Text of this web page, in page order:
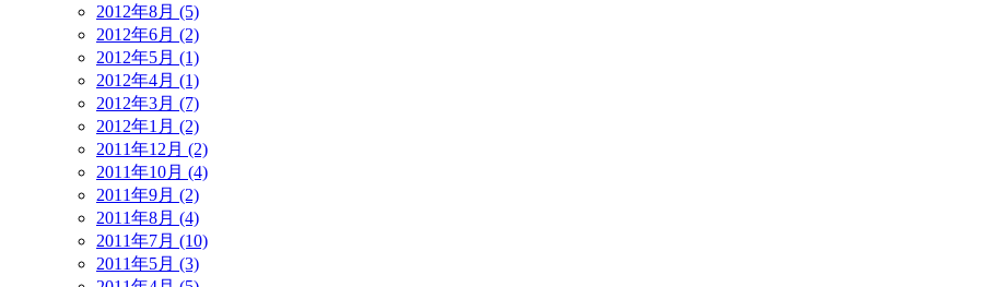
2012年8月 (5)
2012年6月 (2)
2012年5月 (1)
2012年4月 (1)
2012年3月 (7)
2012年1月 (2)
2011年12月 (2)
2011年10月 (4)
2011年9月 (2)
2011年8月 (4)
2011年7月 (10)
2011年5月 (3)